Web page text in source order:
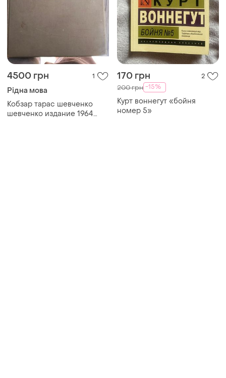
4500 грн 1
Рідна мова
Кобзар тарас шевченко
шевченко издание 1964
170 грн 2
200 грн -15%
Курт воннегут «бойня
номер 5»